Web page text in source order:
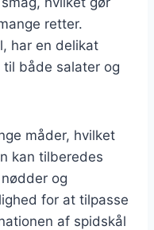
retter.
har en delikat
både salater og
måder, hvilket
kan tilberedes
og
for at tilpasse
af spidskål